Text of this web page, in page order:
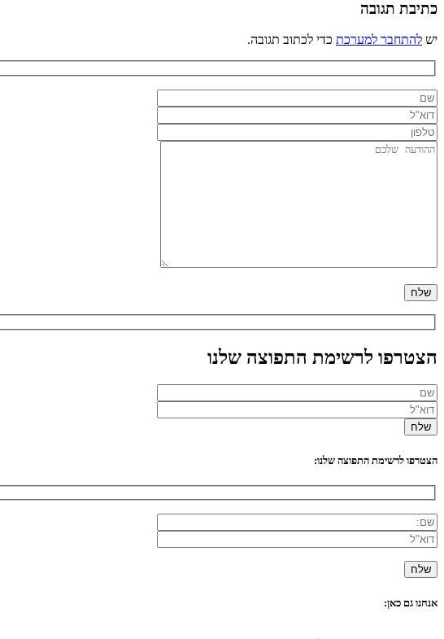
כתיבת תגובה
יש להתחבר למערכת כדי לכתוב תגובה.
הצטרפו לרשימת התפוצה שלנו
הצטרפו לרשימת התפוצה שלנו:
אנחנו גם כאן: